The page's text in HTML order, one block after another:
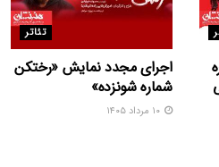
تئاتر
اجرای مجدد نمایش «رختکن
شماره شونزده»
۱۰ مرداد ۱۴۰۵